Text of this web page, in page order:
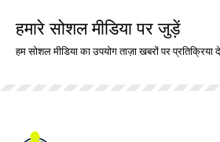
हमारे सोशल मीडिया पर जुड़ें
हम सोशल मीडिया का उपयोग ताज़ा खबरों पर